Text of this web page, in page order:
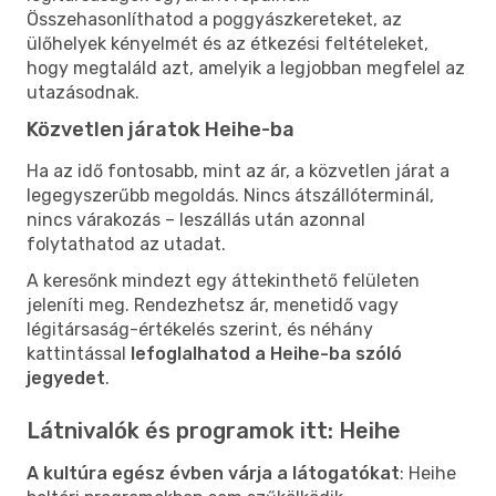
Összehasonlíthatod a poggyászkereteket, az
ülőhelyek kényelmét és az étkezési feltételeket,
hogy megtaláld azt, amelyik a legjobban megfelel az
utazásodnak.
Közvetlen járatok Heihe-ba
Ha az idő fontosabb, mint az ár, a közvetlen járat a
legegyszerűbb megoldás. Nincs átszállóterminál,
nincs várakozás – leszállás után azonnal
folytathatod az utadat.
A keresőnk mindezt egy áttekinthető felületen
jeleníti meg. Rendezhetsz ár, menetidő vagy
légitársaság-értékelés szerint, és néhány
kattintással lefoglalhatod a Heihe-ba szóló
jegyedet.
Látnivalók és programok itt: Heihe
A kultúra egész évben várja a látogatókat: Heihe